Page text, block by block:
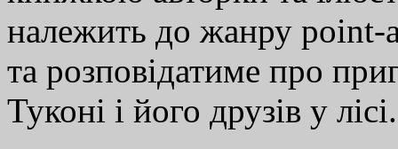
належить до жанру point-
та розповідатиме про
Туконі і його друзів у лісі.